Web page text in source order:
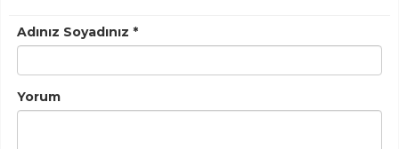
Adınız Soyadınız *
Yorum